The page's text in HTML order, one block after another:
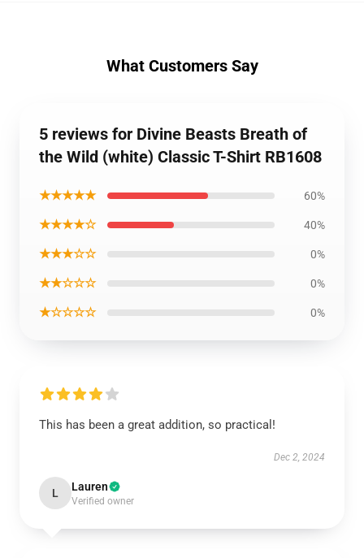
What Customers Say
5 reviews for Divine Beasts Breath of
the Wild (white) Classic T-Shirt RB1608
★★★★★ 60%
★★★★☆ 40%
★★★☆☆ 0%
★★☆☆☆ 0%
★☆☆☆☆ 0%
This has been a great addition, so practical!
Dec 2, 2024
L Lauren
Verified owner